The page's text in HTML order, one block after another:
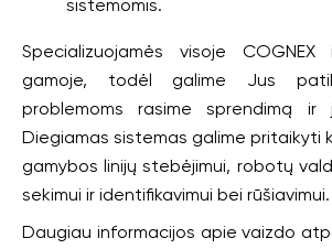
sistemomis.
Specializuojamės visoje
gamoje, todėl galime Jus
problemoms rasime sprendimą ir
Diegiamas sistemas galime pritaikyti
gamybos linijų stebėjimui, robotų
sekimui ir identifikavimui bei rūšiavimui.
Daugiau informacijos apie vaizdo